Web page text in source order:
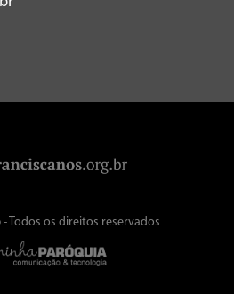
Todos os direitos reservados